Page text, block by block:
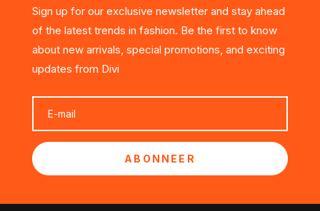
Sign up for our exclusive newsletter and stay ahead
of the latest trends in fashion. Be the first to know
about new arrivals, special promotions, and exciting
updates from Divi
ABONNEER